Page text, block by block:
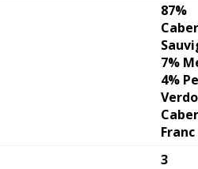
87%
7%
4%
Franc
3